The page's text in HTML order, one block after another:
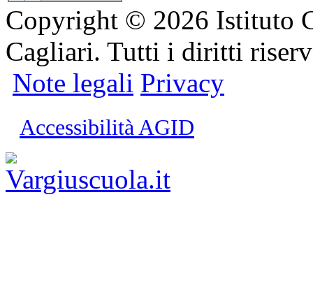
Copyright © 2026 Istituto
Cagliari. Tutti i diritti
Note legali Privacy
Accessibilità AGID